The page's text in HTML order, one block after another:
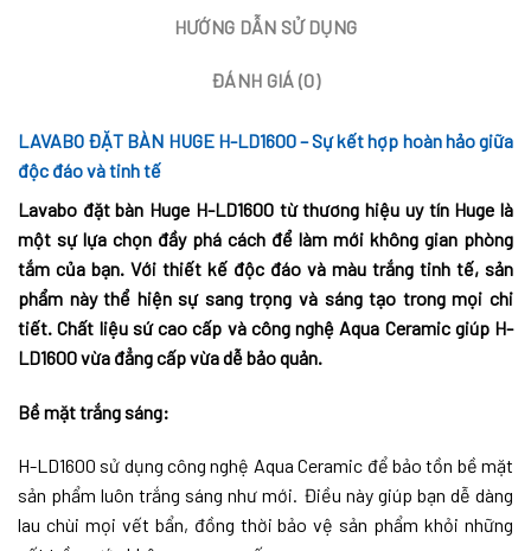
HƯỚNG DẪN SỬ DỤNG
ĐÁNH GIÁ (0)
LAVABO ĐẶT BÀN HUGE H-LD1600 – Sự kết hợp hoàn hảo giữa
độc đáo và tinh tế
Lavabo đặt bàn Huge H-LD1600 từ thương hiệu uy tín Huge là
một sự lựa chọn đầy phá cách để làm mới không gian phòng
tắm của bạn. Với thiết kế độc đáo và màu trắng tinh tế, sản
phẩm này thể hiện sự sang trọng và sáng tạo trong mọi chi
tiết. Chất liệu sứ cao cấp và công nghệ Aqua Ceramic giúp H-
LD1600 vừa đẳng cấp vừa dễ bảo quản.
Bề mặt trắng sáng:
H-LD1600 sử dụng công nghệ Aqua Ceramic để bảo tồn bề mặt
sản phẩm luôn trắng sáng như mới. Điều này giúp bạn dễ dàng
lau chùi mọi vết bẩn, đồng thời bảo vệ sản phẩm khỏi những